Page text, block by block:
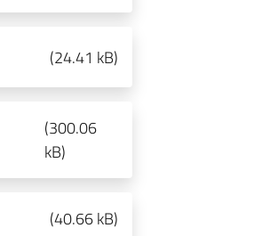
(24.41 kB)
(300.06
kB)
(40.66 kB)